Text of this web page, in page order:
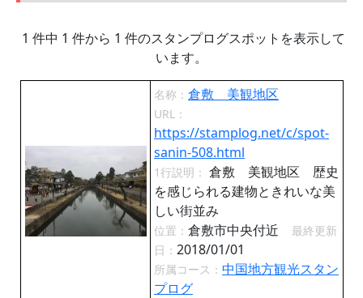
1 件中 1 件から 1 件のスタンプログスポットを表示して
います。
名称： 倉敷 美観地区
URL：
https://stamplog.net/c/spot-
sanin-508.html
1行説明： 倉敷 美観地区 歴史
を感じられる建物ときれいな美
しい街並み
位置： 倉敷市中央付近
最終更新
日： 2018/01/01
所属コース： 中国地方観光スタン
プログ